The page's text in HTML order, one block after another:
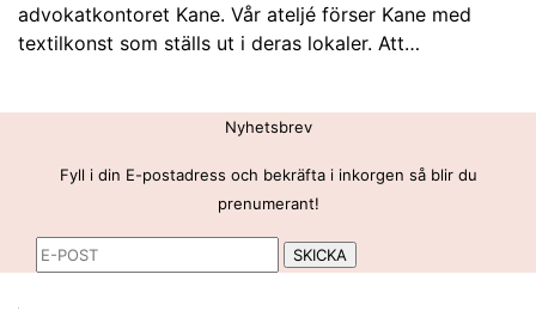
advokatkontoret Kane. Vår ateljé förser Kane med
textilkonst som ställs ut i deras lokaler. Att…
Nyhetsbrev
Fyll i din E-postadress och bekräfta i inkorgen så blir du
prenumerant!